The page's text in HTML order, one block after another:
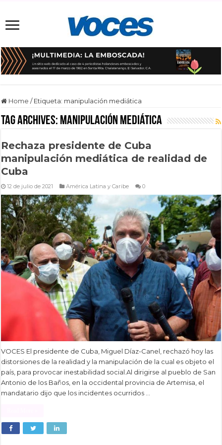
Home / Etiqueta: manipulación mediática
Tag Archives: manipulación mediática
Rechaza presidente de Cuba
manipulación mediática de realidad de
Cuba
12 de julio de 2021 América Latina y Caribe 0
VOCES El presidente de Cuba, Miguel Díaz-Canel, rechazó hoy las
distorsiones de la realidad y la manipulación de la cual es objeto el
país, para provocar inestabilidad social.Al dirigirse al pueblo de San
Antonio de los Baños, en la occidental provincia de Artemisa, el
mandatario dijo que los incidentes ocurridos …